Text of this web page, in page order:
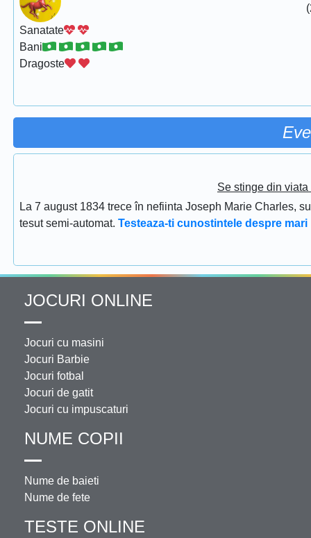
Sanatate
Bani
Dragoste
Se stinge din
La 7 august 1834 trece în nefiinta Joseph Marie Charles,
tesut semi-automat. Testeaza-ti cunostintele despre
JOCURI ONLINE
Jocuri cu masini
Jocuri Barbie
Jocuri fotbal
Jocuri de gatit
Jocuri cu impuscaturi
NUME COPII
Nume de baieti
Nume de fete
TESTE ONLINE